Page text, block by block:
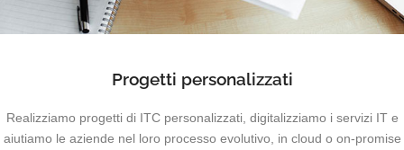
Progetti personalizzati
Realizziamo progetti di ITC personalizzati, digitalizziamo i servizi IT e
aiutiamo le aziende nel loro processo evolutivo, in cloud o on-promise